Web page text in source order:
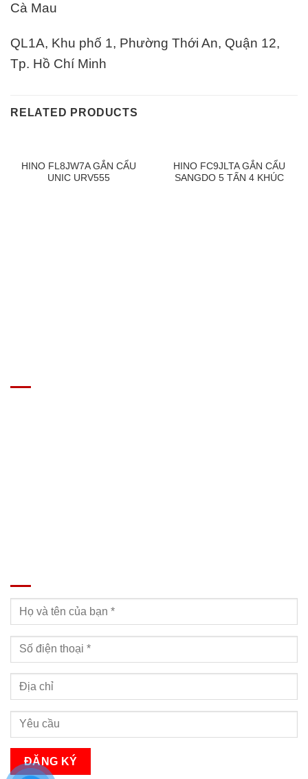
Cà Mau
QL1A, Khu phố 1, Phường Thới An, Quận 12,
Tp. Hồ Chí Minh
RELATED PRODUCTS
HINO FL8JW7A GẮN CẨU
UNIC URV555
HINO FC9JLTA GẮN CẨU
SANGDO 5 TẤN 4 KHÚC